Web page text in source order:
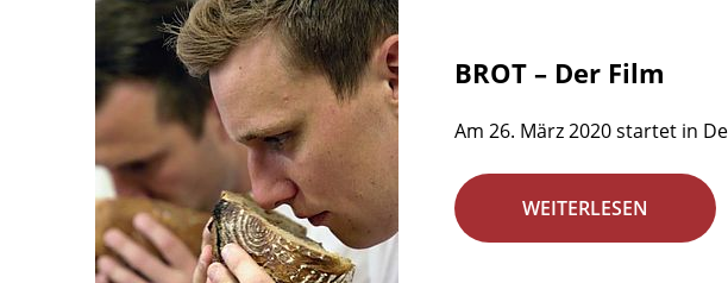
BROT – Der Film
Am 26. März 2020 startet in
WEITERLESEN